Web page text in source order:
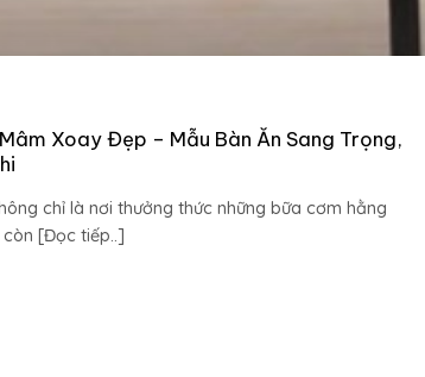
Xoay Đẹp – Mẫu Bàn Ăn Sang Trọng,
chỉ là nơi thưởng thức những bữa cơm hằng
[Đọc tiếp..]